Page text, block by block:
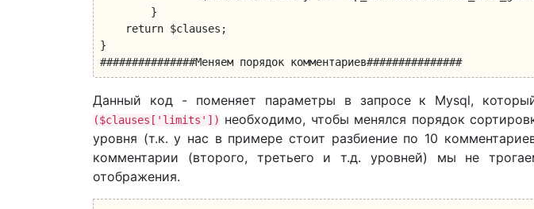
    return $clauses;
}
###############Меняем порядок комментариев###############
Данный код - поменяет параметры в запросе к Mysql,
($clauses['limits']) необходимо, чтобы менялся порядок
уровня (т.к. у нас в примере стоит разбиение по 10
комментарии (второго, третьего и т.д. уровней) мы не
отображения.